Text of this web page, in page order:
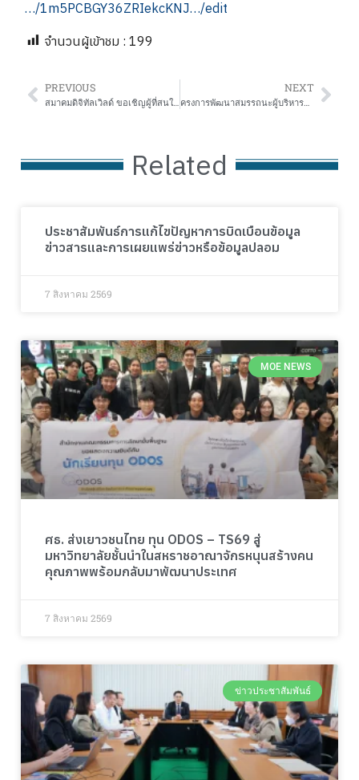
…/1m5PCBGY36ZRIekcKNJ…/edit
จำนวนผู้เข้าชม : 199
PREVIOUS
สมาคมดิจิทัลเวิลด์ ขอเชิญผู้ที่สนใจเข้าร่วมโครงการเปิดโลกเรียนรู้ฝึกทักษะ Coding & Robot
NEXT
ครงการพัฒนาสมรรถนะผู้บริหารและนักวิจัยการศึกษาระดับเชี่ยวชาญสูตรที่ 1 ผู้อำนวยการนักวิจัยและพัฒนา
Related
ประชาสัมพันธ์การแก้ไขปัญหาการบิดเบือนข้อมูล
ข่าวสารและการเผยแพร่ข่าวหรือข้อมูลปลอม
7 สิงหาคม 2569
MOE NEWS
ศธ. ส่งเยาวชนไทย ทุน ODOS – TS69 สู่
มหาวิทยาลัยชั้นนำในสหราชอาณาจักรหนุนสร้างคน
คุณภาพพร้อมกลับมาพัฒนาประเทศ
7 สิงหาคม 2569
ข่าวประชาสัมพันธ์